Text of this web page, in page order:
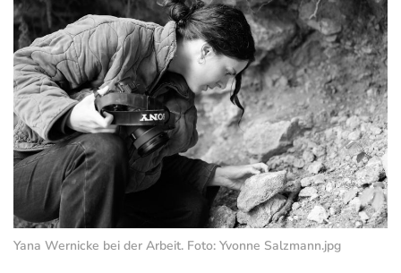
Yana Wernicke bei der Arbeit. Foto: Yvonne Salzmann.jpg